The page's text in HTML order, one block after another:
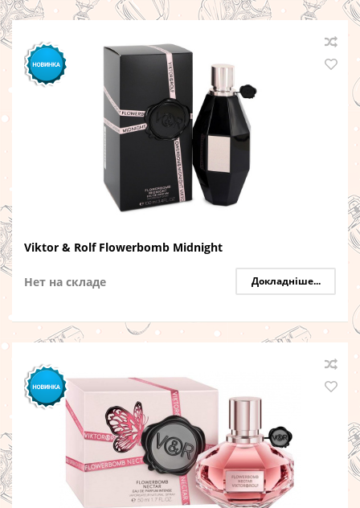
Viktor & Rolf Flowerbomb Midnight
Нет на складе Докладніше...